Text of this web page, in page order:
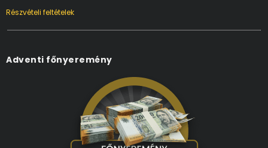
Részvételi feltételek
Adventi főnyeremény